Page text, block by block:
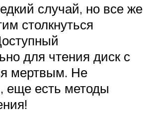
случай, но все же
столкнуться
для чтения диск с
мертвым. Не
еще есть методы